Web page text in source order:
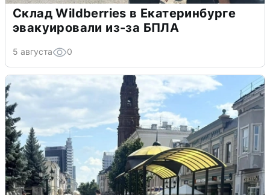
Склад Wildberries в Екатеринбурге
эвакуировали из-за БПЛА
5 августа 0